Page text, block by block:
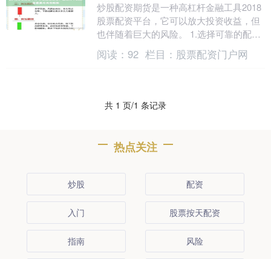
炒股配资期货是一种高杠杆金融工具2018
股票配资平台，它可以放大投资收益，但
也伴随着巨大的风险。 1.选择可靠的配资
公司：选择有资质、信誉良好的配资公司
进行合作....
阅读： 92 栏目： 股票配资门户网
共 1 页/1 条记录
热点关注
炒股 配资
入门 股票按天配资
指南 风险